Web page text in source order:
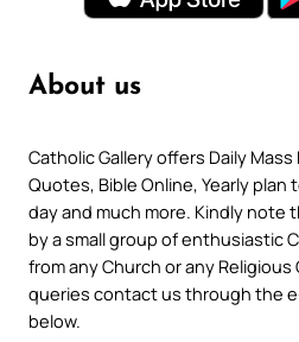
About us
Catholic Gallery offers Daily
Quotes, Bible Online, Yearly plan
day and much more. Kindly note
by a small group of enthusiastic
from any Church or any
queries contact us through the
below.